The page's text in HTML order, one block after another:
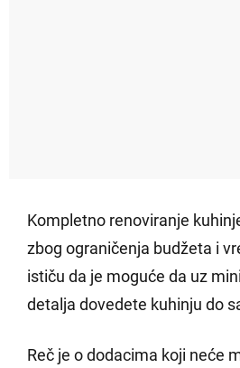
Kompletno renoviranje
zbog ograničenja budžeta i
ističu da je moguće da uz
detalja dovedete kuhinju do
Reč je o dodacima koji neće